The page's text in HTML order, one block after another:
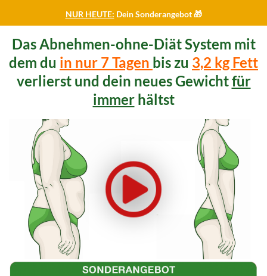
NUR HEUTE: Dein Sonderangebot 🎁
Das Abnehmen-ohne-Diät System mit
dem du in nur 7 Tagen bis zu 3,2 kg Fett
verlierst und dein neues Gewichtfür
immerhältst